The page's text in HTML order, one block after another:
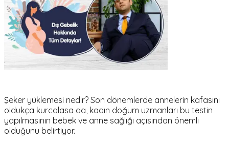
Şeker yüklemesi nedir? Son dönemlerde annelerin kafasını
oldukça kurcalasa da, kadın doğum uzmanları bu testin
yapılmasının bebek ve anne sağlığı açısından önemli
olduğunu belirtiyor.